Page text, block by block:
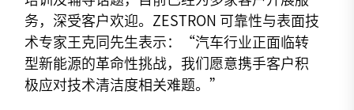
务，深受客户欢迎。ZESTRON 可靠性与表面技
术专家王克同先生表示：“汽车行业正面临转
型新能源的革命性挑战，我们愿意携手客户积
极应对技术清洁度相关难题。”